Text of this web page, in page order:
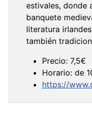
estivales, donde
banquete
literatura
también
Precio: 7,5€
Horario: de
https://